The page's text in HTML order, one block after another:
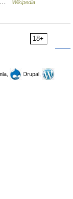
Wikipedia
18+
Drupal,